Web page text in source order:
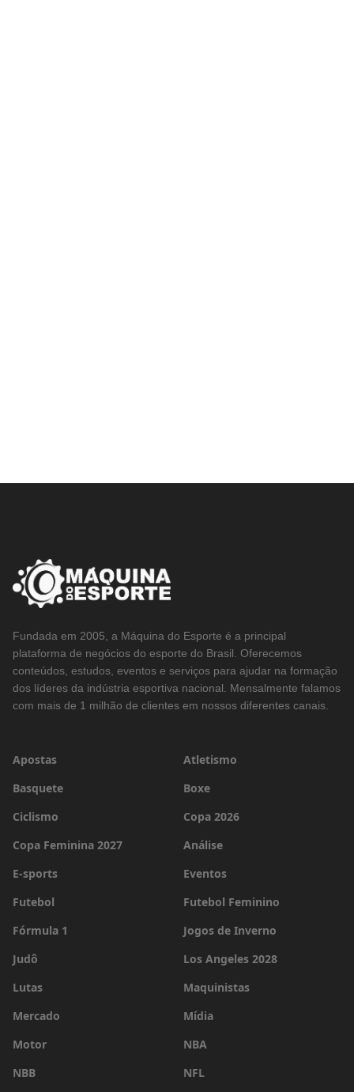
Fundada em 2005, a Máquina do Esporte é a principal
plataforma de negócios do esporte do Brasil. Oferecemos
conteúdos, estudos, eventos e serviços para ajudar na formação
dos líderes da indústria esportiva nacional. Mensalmente falamos
com mais de 1 milhão de clientes em nossos diferentes canais.
Apostas
Atletismo
Basquete
Boxe
Ciclismo
Copa 2026
Copa Feminina 2027
Análise
E-sports
Eventos
Futebol
Futebol Feminino
Fórmula 1
Jogos de Inverno
Judô
Los Angeles 2028
Lutas
Maquinistas
Mercado
Mídia
Motor
NBA
NBB
NFL